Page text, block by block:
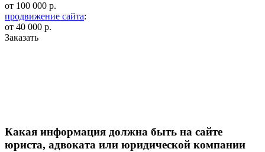
от 100 000 р.
продвижение сайта:
от 40 000 р.
Заказать
Какая информация должна быть на сайте
юриста, адвоката или юридической компании